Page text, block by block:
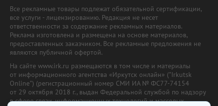
Все рекламные товары подлежат обязательной сертификации,
все услуги - лицензированию. Редакция не несет
ответственности за содержание рекламных материалов.
Реклама изготовлена и размещена на основе материалов,
предоставленных заказчиком. Все рекламные предложения не
являются публичной офертой.
На сайте www.irk.ru размещаются в том числе и материалы
от информационного агентства «Иркутск онлайн» ("Irkutsk
Online") (регистрационный номер СМИ ИА № ФС77-74154
от 29 октября 2018 г., выдан Федеральной службой по надзору
в сфере связи, информационных технологий и массовых